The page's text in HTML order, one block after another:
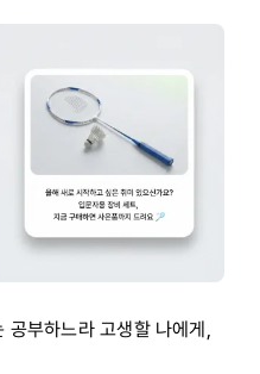
공부하느라 고생할 나에게,